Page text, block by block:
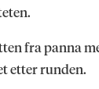
fra panna
etter runden.